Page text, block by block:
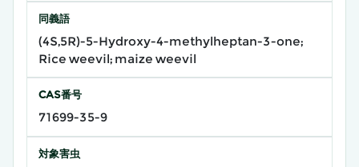
同義語
(4S,5R)-5-Hydroxy-4-methylheptan-3-one;
Rice weevil; maize weevil
CAS番号
71699-35-9
対象害虫